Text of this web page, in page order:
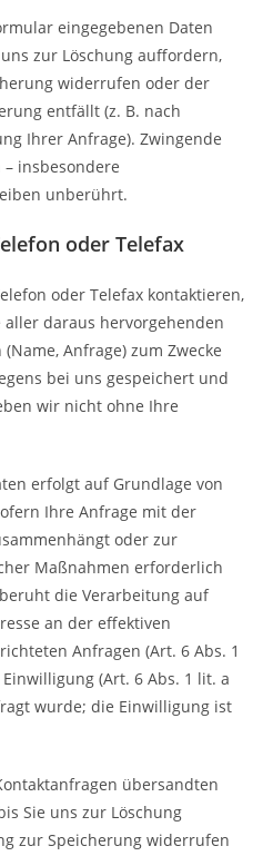
eingegebenen Daten
zur Löschung auffordern,
widerrufen oder der
entfällt (z. B. nach
Ihrer Anfrage). Zwingende
insbesondere
unberührt.
oder Telefax
oder Telefax kontaktieren,
daraus hervorgehenden
Anfrage) zum Zwecke
bei uns gespeichert und
wir nicht ohne Ihre
erfolgt auf Grundlage von
Ihre Anfrage mit der
oder zur
Maßnahmen erforderlich
die Verarbeitung auf
an der effektiven
Anfragen (Art. 6 Abs. 1
(Art. 6 Abs. 1 lit. a
wurde; die Einwilligung ist
übersandten
Sie uns zur Löschung
zur Speicherung widerrufen